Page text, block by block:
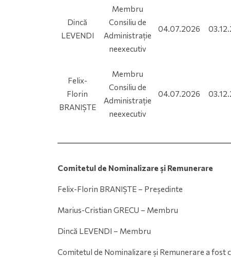
Dincă
LEVENDI
Membru
Consiliu de
Administrație
neexecutiv
04.07.2026
Felix-
Florin
BRANIȘTE
Membru
Consiliu de
Administrație
neexecutiv
04.07.2026
Comitetul de Nominalizare şi Remunerare
Felix-Florin BRANIȘTE – Președinte
Marius-Cristian GRECU – Membru
Dincă LEVENDI – Membru
Comitetul de Nominalizare și Remunerare a fost